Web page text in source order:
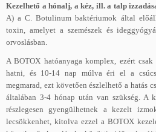
Kezelhető a hónalj, a kéz, ill. a talp
A) a C. Botulinum baktériumok által
toxin, amelyet a szemészek és
orvoslásban.
A BOTOX hatóanyaga komplex, ezért
hatni, és 10-14 nap múlva éri el a
megmarad, ezt követően észlelhető a hatás
általában 3-4 hónap után van szükség. A
részlegesen gyengülhetnek a kezelt
lecsökkenhet, kitolva ezzel a BOTOX